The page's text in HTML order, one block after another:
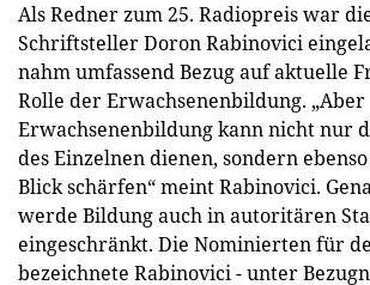
Als Redner zum 25. Radiopreis war
Schriftsteller Doron Rabinovici
nahm umfassend Bezug auf aktuelle
Rolle der Erwachsenenbildung. „Aber
Erwachsenenbildung kann nicht nur
des Einzelnen dienen, sondern
Blick schärfen“ meint Rabinovici.
werde Bildung auch in autoritären
eingeschränkt. Die Nominierten für
bezeichnete Rabinovici - unter